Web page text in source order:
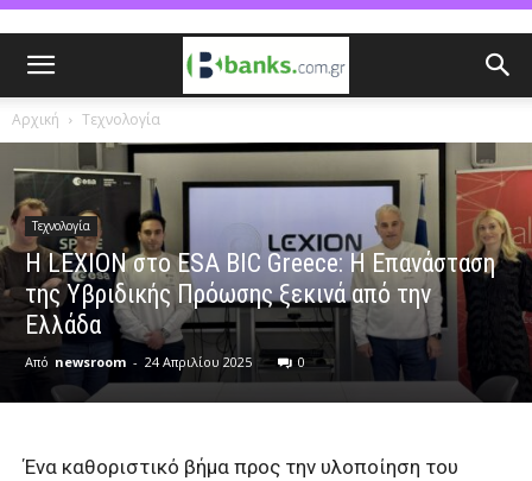
Αρχική Τεχνολογία
Τεχνολογία
Η LEXION στο ESA BIC Greece: Η Επανάσταση
της Υβριδικής Πρόωσης ξεκινά από την
Ελλάδα
Από newsroom - 24 Απριλίου 2025 0
Ένα καθοριστικό βήμα προς την υλοποίηση του